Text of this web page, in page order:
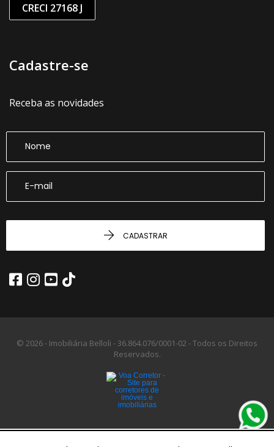
CRECI 27168 J
Cadastre-se
Receba as novidades
CADASTRAR
© 2026 - Imobiliária Belloli -36.864.076/0001-02 -Todos os Direitos
Reservados.